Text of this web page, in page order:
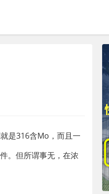
是316含Mo，而且一
。但所谓事无，在浓